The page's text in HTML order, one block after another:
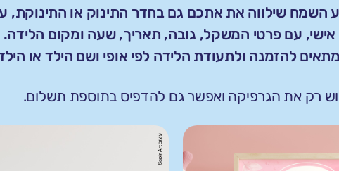
השמח שילווה את אתכם גם בחדר התינוק או התינוקת,
אישי, עם פרטי המשקל, גובה, תאריך, שעה ומקום הלידה.
להזמנה ולתעודת הלידה לפי אופי ושם הילד או
רק את הגרפיקה ואפשר גם להדפיס בתוספת תשלום.